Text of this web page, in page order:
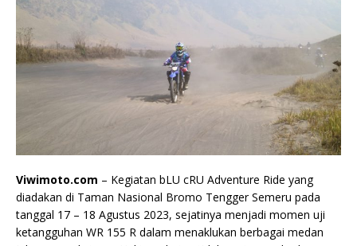
Viwimoto.com – Kegiatan bLU cRU Adventure Ride yang
diadakan di Taman Nasional Bromo Tengger Semeru pada
tanggal 17 – 18 Agustus 2023, sejatinya menjadi momen uji
ketangguhan WR 155 R dalam menaklukan berbagai medan